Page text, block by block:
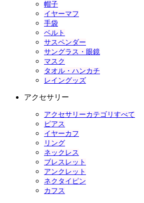
帽子
イヤーマフ
手袋
ベルト
サスペンダー
サングラス・眼鏡
マスク
タオル・ハンカチ
レイングッズ
アクセサリー
アクセサリーカテゴリすべて
ピアス
イヤーカフ
リング
ネックレス
ブレスレット
アンクレット
ネクタイピン
カフス